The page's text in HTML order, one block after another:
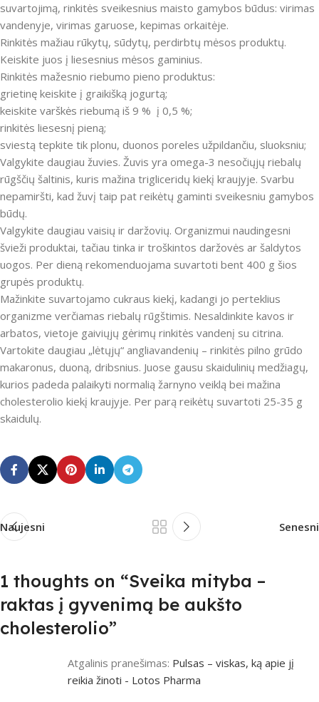
suvartojimą, rinkitės sveikesnius maisto gamybos būdus: virimas
vandenyje, virimas garuose, kepimas orkaitėje.
Rinkitės mažiau rūkytų, sūdytų, perdirbtų mėsos produktų.
Keiskite juos į liesesnius mėsos gaminius.
Rinkitės mažesnio riebumo pieno produktus:
grietinę keiskite į graikišką jogurtą;
keiskite varškės riebumą iš 9 % į 0,5 %;
rinkitės liesesnį pieną;
sviestą tepkite tik plonu, duonos poreles užpildančiu, sluoksniu;
Valgykite daugiau žuvies. Žuvis yra omega-3 nesočiųjų riebalų
rūgščių šaltinis, kuris mažina trigliceridų kiekį kraujyje. Svarbu
nepamiršti, kad žuvį taip pat reikėtų gaminti sveikesniu gamybos
būdų.
Valgykite daugiau vaisių ir daržovių. Organizmui naudingesni
švieži produktai, tačiau tinka ir troškintos daržovės ar šaldytos
uogos. Per dieną rekomenduojama suvartoti bent 400 g šios
grupės produktų.
Mažinkite suvartojamo cukraus kiekį, kadangi jo perteklius
organizme verčiamas riebalų rūgštimis. Nesaldinkite kavos ir
arbatos, vietoje gaiviųjų gėrimų rinkitės vandenį su citrina.
Vartokite daugiau „lėtųjų“ angliavandenių – rinkitės pilno grūdo
makaronus, duoną, dribsnius. Juose gausu skaidulinių medžiagų,
kurios padeda palaikyti normalią žarnyno veiklą bei mažina
cholesterolio kiekį kraujyje. Per parą reikėtų suvartoti 25-35 g
skaidulų.
Naujesni Senesni
1 thoughts on “Sveika mityba –
raktas į gyvenimą be aukšto
cholesterolio”
Atgalinis pranešimas: Pulsas – viskas, ką apie jį
reikia žinoti - Lotos Pharma